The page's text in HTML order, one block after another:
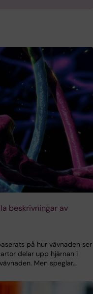
beskrivningar av
på hur vävnaden ser
delar upp hjärnan i
Men speglar…